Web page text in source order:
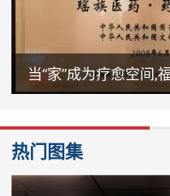
当“家”成为疗愈空间,
热门图集